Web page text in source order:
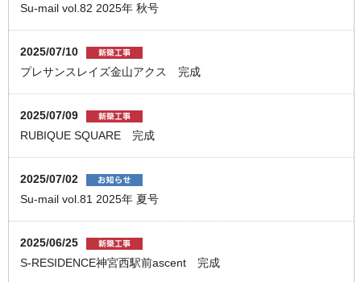
Su-mail vol.82 2025年 秋号
2025/07/10
プレサンスレイズ金山アクス 完成
2025/07/09
RUBIQUE SQUARE 完成
2025/07/02
Su-mail vol.81 2025年 夏号
2025/06/25
S-RESIDENCE神宮西駅前ascent 完成